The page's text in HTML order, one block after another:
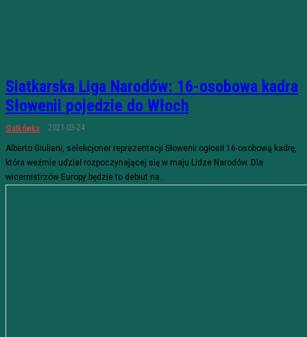
Siatkarska Liga Narodów: 16-osobowa kadra
Słowenii pojedzie do Włoch
Siatkówka 2021-03-24
Alberto Giuliani, selekcjoner reprezentacji Słowenii ogłosił 16-osobową kadrę,
która weźmie udział rozpoczynającej się w maju Lidze Narodów. Dla
wicemistrzów Europy będzie to debiut na...